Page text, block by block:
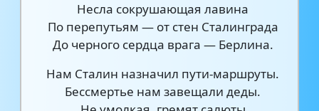
Несла сокрушающая лавина
По перепутьям — от стен Сталинграда
До черного сердца врага — Берлина.
Нам Сталин назначил пути-маршруты.
Бессмертье нам завещали деды.